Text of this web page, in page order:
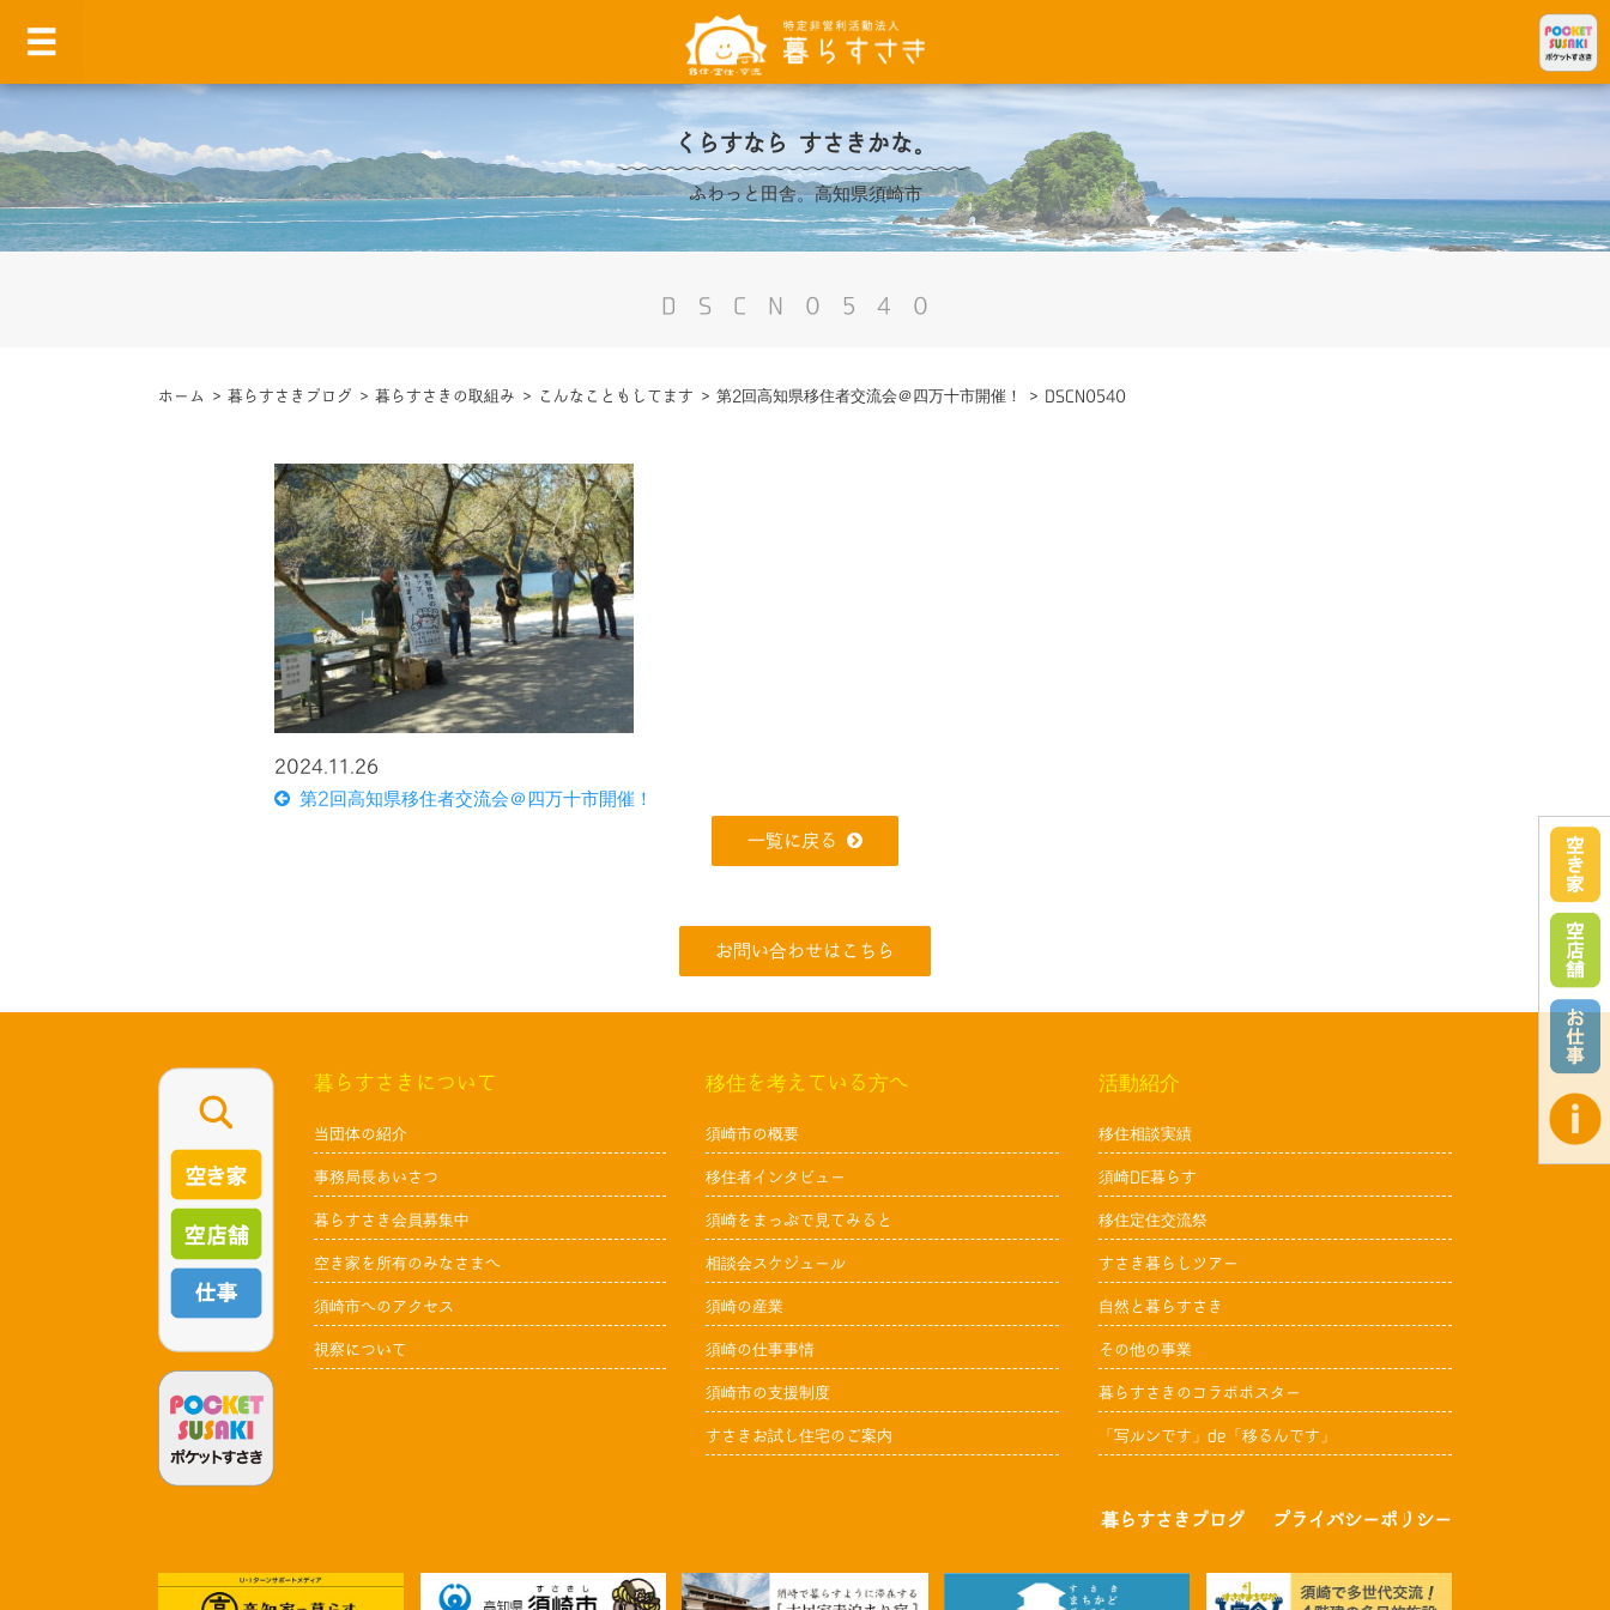
くらすなら すさきかな。
ふわっと田舎。高知県須崎市
DSCN0540
ホーム > 暮らすさきブログ > 暮らすさきの取組み > こんなこともしてます > 第2回高知県移住者交流会＠四万十市開催！ > DSCN0540
2024.11.26
第2回高知県移住者交流会＠四万十市開催！
一覧に戻る
お問い合わせはこちら
暮らすさきについて
当団体の紹介
事務局長あいさつ
暮らすさき会員募集中
空き家を所有のみなさまへ
須崎市へのアクセス
視察について
移住を考えている方へ
須崎市の概要
移住者インタビュー
須崎をまっぷで見てみると
相談会スケジュール
須崎の産業
須崎の仕事事情
須崎市の支援制度
すさきお試し住宅のご案内
活動紹介
移住相談実績
須崎DE暮らす
移住定住交流祭
すさき暮らしツアー
自然と暮らすさき
その他の事業
暮らすさきのコラボポスター
「写ルンです」de「移るんです」
暮らすさきブログ プライバシーポリシー